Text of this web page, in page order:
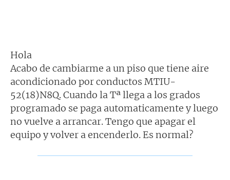
Hola
Acabo de cambiarme a un piso que tiene aire
acondicionado por conductos MTIU-
52(18)N8Q. Cuando la Tª llega a los grados
programado se paga automaticamente y luego
no vuelve a arrancar. Tengo que apagar el
equipo y volver a encenderlo. Es normal?